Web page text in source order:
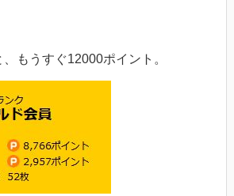
もうすぐ12000ポイント。